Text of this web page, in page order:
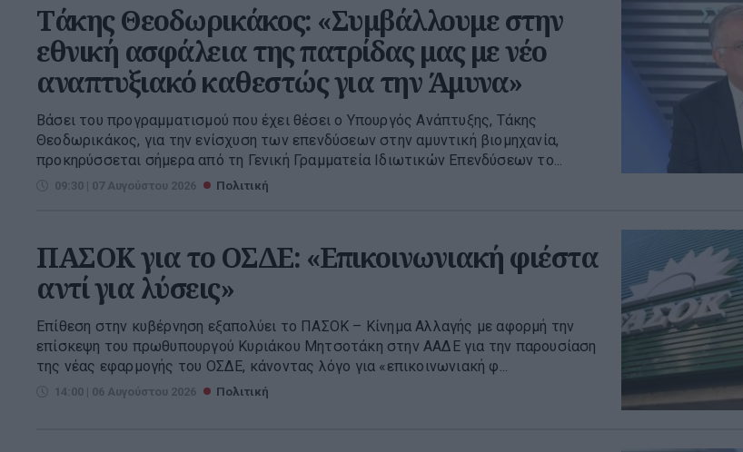
Τάκης Θεοδωρικάκος: «Συμβάλλουμε στην
εθνική ασφάλεια της πατρίδας μας με νέο
αναπτυξιακό καθεστώς για την Άμυνα»
Βάσει του προγραμματισμού που έχει θέσει ο Υπουργός Ανάπτυξης, Τάκης
Θεοδωρικάκος, για την ενίσχυση των επενδύσεων στην αμυντική βιομηχανία,
προκηρύσσεται σήμερα από τη Γενική Γραμματεία Ιδιωτικών Επενδύσεων το...
09:30 | 07 Αυγούστου 2026 Πολιτική
ΠΑΣΟΚ για το ΟΣΔΕ: «Επικοινωνιακή φιέστα
αντί για λύσεις»
Επίθεση στην κυβέρνηση εξαπολύει το ΠΑΣΟΚ – Κίνημα Αλλαγής με αφορμή την
επίσκεψη του πρωθυπουργού Κυριάκου Μητσοτάκη στην ΑΑΔΕ για την παρουσίαση
της νέας εφαρμογής του ΟΣΔΕ, κάνοντας λόγο για «επικοινωνιακή φ...
14:00 | 06 Αυγούστου 2026 Πολιτική